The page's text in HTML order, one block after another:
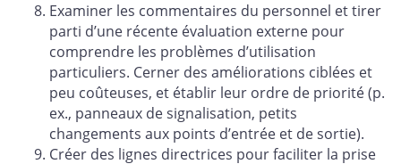
Examiner les commentaires du personnel et tirer
parti d’une récente évaluation externe pour
comprendre les problèmes d’utilisation
particuliers. Cerner des améliorations ciblées et
peu coûteuses, et établir leur ordre de priorité (p.
ex., panneaux de signalisation, petits
changements aux points d’entrée et de sortie).
Créer des lignes directrices pour faciliter la prise